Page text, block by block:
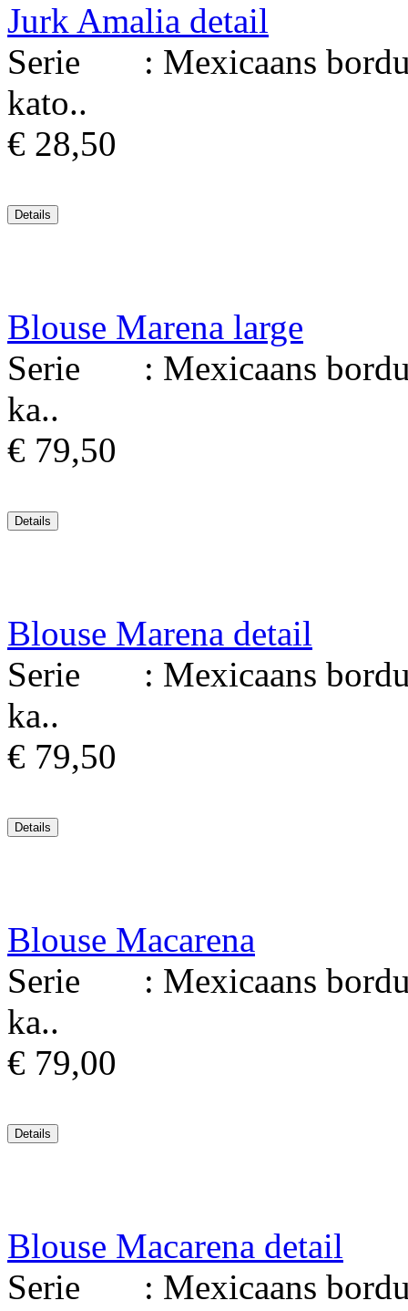
Jurk Amalia detail
Serie : Mexicaans
kato..
€ 28,50
Blouse Marena large
Serie : Mexicaans
ka..
€ 79,50
Blouse Marena detail
Serie : Mexicaans
ka..
€ 79,50
Blouse Macarena
Serie : Mexicaans
ka..
€ 79,00
Blouse Macarena detail
Serie : Mexicaans